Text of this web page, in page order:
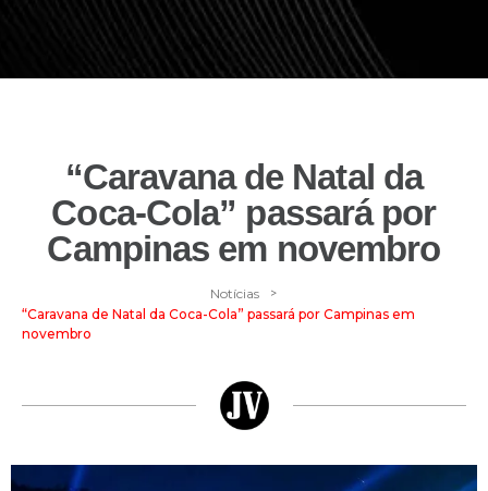
“Caravana de Natal da
Coca-Cola” passará por
Campinas em novembro
Notícias >
“Caravana de Natal da Coca-Cola” passará por Campinas em
novembro